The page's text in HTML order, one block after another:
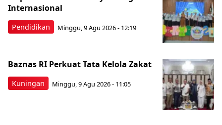
Pendidikan
Internasional
Minggu, 9 Agu 2026 - 12:19
Kuningan
Baznas RI Perkuat Tata Kelola Zakat
Minggu, 9 Agu 2026 - 11:05